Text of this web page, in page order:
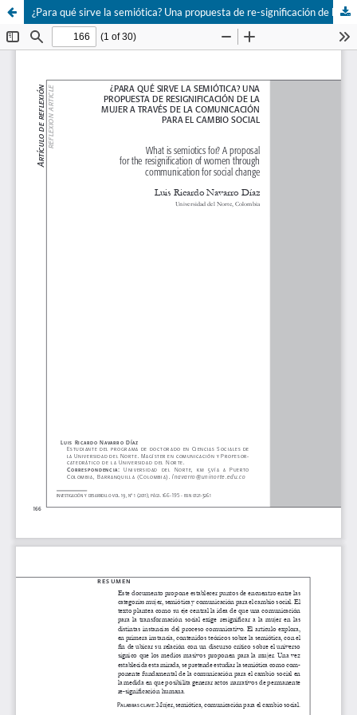
¿Para qué sirve la semiótica? Una propuesta de re-significación de la mujer a través de la comunicación para el cambio social